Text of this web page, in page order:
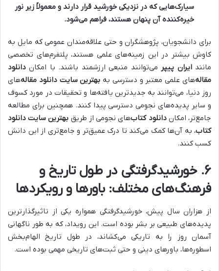
سیارک‌هایی که در نزدیکی خورشید قرار دارند و معمولاً زیر نور
خیره‌کننده آن پنهان هستند، فراهم می‌شود.
برای دانشجویان، پژوهشگران و حتی علاقه‌مندان عمومی که مایل به
کاوش بیشتر در این زمینه‌های علمی هستند، پلتفرم‌های تخصصی
مانندایران پیپر می‌توانند منبعی ارزشمند باشند. با امکان دانلود
مقاله‌های علمی معتبر و دسترسی به بهترین سایت دانلود مقاله‌های
روز دنیا، می‌توانند به جدیدترین یافته‌ها و تحقیقات در مورد کسوف
و سایر پدیده‌های نجومی دسترسی پیدا کنند. همچنین برای مطالعه
جامع‌تر، امکاندانلود کتاب‌های نجومی از طریق بهترین سایت دانلود
کتاب، به آن‌ها کمک می‌کند تا درک عمیق‌تر و جامع‌تری از این دانش
کسب کنند.
۶. خورشیدگرفتگی در طول تاریخ و
فرهنگ‌های مختلف: باورها و رویکردها
از هزاران سال پیش، خورشیدگرفتگی همواره یکی از تاثیرگذارترین
پدیده‌های طبیعی بر بشر بوده است. این رویداد، که به طور ناگهانی
آسمان روز را به تاریکی می‌کشاند، در طول تاریخ الهام‌بخش
اسطوره‌ها، باورهای دینی و حتی ثبت‌های تاریخی مهمی بوده است.